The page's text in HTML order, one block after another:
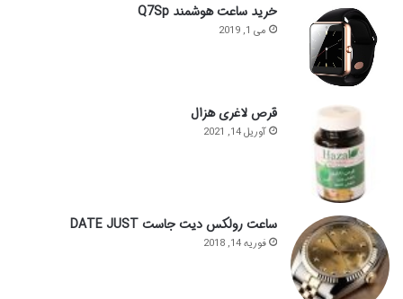
خرید ساعت هوشمند Q7Sp
می 1, 2019
قرص لاغری هزال
آوریل 14, 2021
ساعت رولکس دیت جاست DATE JUST
فوریه 14, 2018